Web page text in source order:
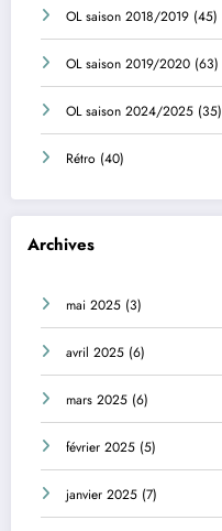
OL saison 2018/2019 (45)
OL saison 2019/2020 (63)
OL saison 2024/2025 (35)
Rétro (40)
Archives
mai 2025 (3)
avril 2025 (6)
mars 2025 (6)
février 2025 (5)
janvier 2025 (7)